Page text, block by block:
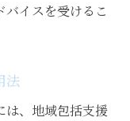
イスを受けるこ
法
は、地域包括支援